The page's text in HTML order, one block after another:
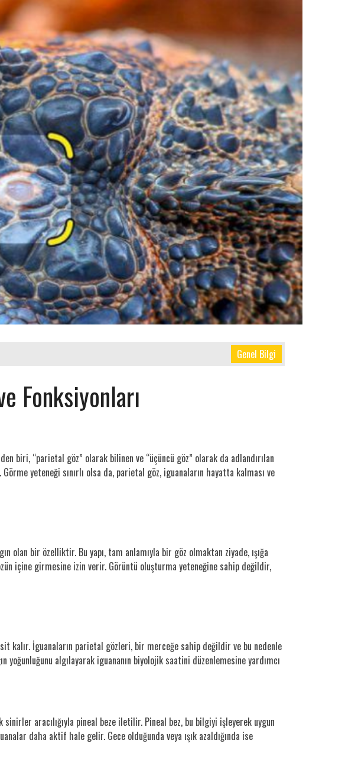
Genel Bilgi
Fonksiyonları
biri, “parietal göz” olarak bilinen ve “üçüncü göz” olarak da adlandırılan
yeteneği sınırlı olsa da, parietal göz, iguanaların hayatta kalması ve
bir özelliktir. Bu yapı, tam anlamıyla bir göz olmaktan ziyade, ışığa
içine girmesine izin verir. Görüntü oluşturma yeteneğine sahip değildir,
kalır. İguanaların parietal gözleri, bir merceğe sahip değildir ve bu nedenle
algılayarak iguananın biyolojik saatini düzenlemesine yardımcı
sinirler aracılığıyla pineal beze iletilir. Pineal bez, bu bilgiyi işleyerek uygun
daha aktif hale gelir. Gece olduğunda veya ışık azaldığında ise